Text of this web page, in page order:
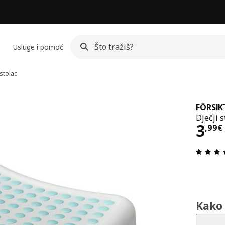
Usluge i pomoć
Dječji
3,99€